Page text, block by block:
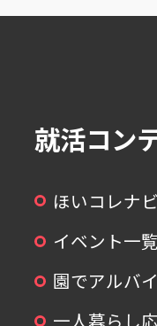
就活コン
ほいコレナ
イベント一覧
園でアルバ
一人暮らし